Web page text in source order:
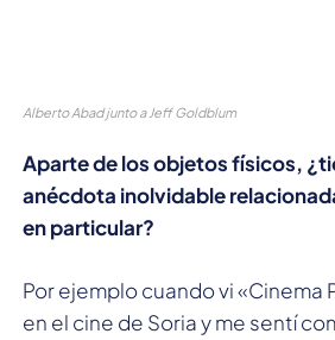
Alberto Abad junto a Jeff Goldblum
Aparte de los objetos físicos,
anécdota inolvidable
en particular?
Por ejemplo cuando vi «Cinema
en el cine de Soria y me sentí